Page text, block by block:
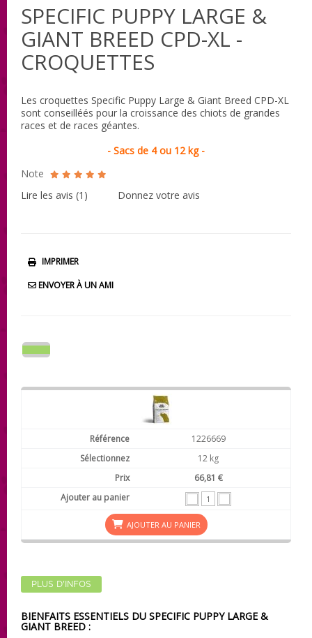
SPECIFIC PUPPY LARGE &
GIANT BREED CPD-XL -
CROQUETTES
Les croquettes Specific Puppy Large & Giant Breed CPD-XL
sont conseilléés pour la croissance des chiots de grandes
races et de races géantes .
- Sacs de 4 ou 12 kg -
Note
Lire les avis (1 ) Donnez votre avis
IMPRIMER
ENVOYER À UN AMI
1226669
12 kg
66,81 €
AJOUTER AU PANIER
PLUS D'INFOS
BIENFAITS ESSENTIELS DU SPECIFIC PUPPY LARGE &
GIANT BREED :